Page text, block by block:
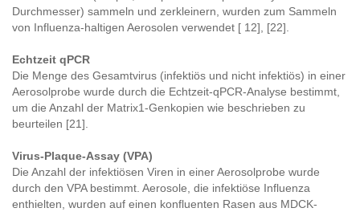
Durchmesser) sammeln und zerkleinern, wurden zum Sammeln
von Influenza-haltigen Aerosolen verwendet [ 12], [22].
Echtzeit qPCR
Die Menge des Gesamtvirus (infektiös und nicht infektiös) in einer
Aerosolprobe wurde durch die Echtzeit-qPCR-Analyse bestimmt,
um die Anzahl der Matrix1-Genkopien wie beschrieben zu
beurteilen [21].
Virus-Plaque-Assay (VPA)
Die Anzahl der infektiösen Viren in einer Aerosolprobe wurde
durch den VPA bestimmt. Aerosole, die infektiöse Influenza
enthielten, wurden auf einen konfluenten Rasen aus MDCK-